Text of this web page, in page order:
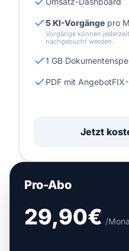
5 KI-Vorgänge pro
Vorgänge können
nachgebucht werden.
1 GB
PDF mit
Jetzt
Pro-Abo
29,90€ /